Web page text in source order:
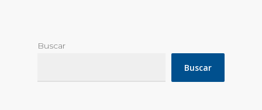
Buscar
Buscar